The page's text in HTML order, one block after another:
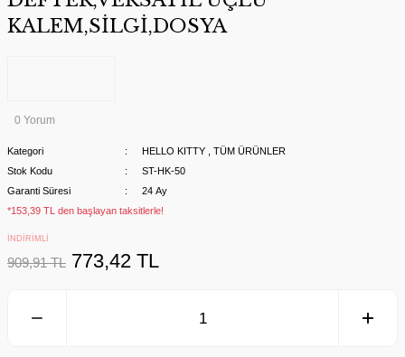
KALEM,SİLGİ,DOSYA
0 Yorum
Kategori HELLO KITTY
TÜM ÜRÜNLER
Stok Kodu
ST-HK-50
Garanti Süresi
24 Ay
*153,39 TL den başlayan taksitlerle!
İNDİRİMLİ
909,91 TL 773,42 TL